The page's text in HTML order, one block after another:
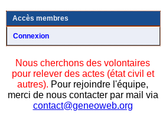
Accès membres
Connexion
Nous cherchons des volontaires
pour relever des actes (état civil et
autres). Pour rejoindre l'équipe,
merci de nous contacter par mail via
contact@geneoweb.org